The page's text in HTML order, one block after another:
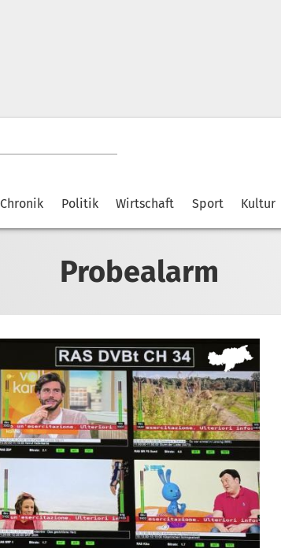
Chronik Politik Wirtschaft Sport Kultur
Probealarm